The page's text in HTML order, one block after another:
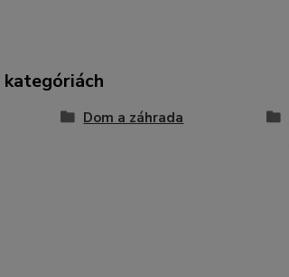
Dom a záhrada